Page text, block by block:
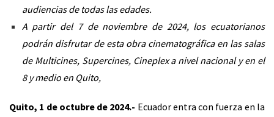
audiencias de todas las edades.
A partir del 7 de noviembre de 2024, los ecuatorianos
podrán disfrutar de esta obra cinematográfica en las salas
de Multicines, Supercines, Cineplex a nivel nacional y en el
8 y medio en Quito,
Quito, 1 de octubre de 2024.- Ecuador entra con fuerza en la